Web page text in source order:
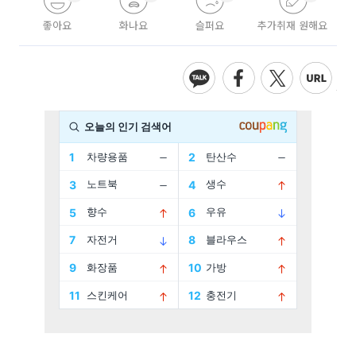
좋아요 화나요 슬퍼요 추가취재 원해요